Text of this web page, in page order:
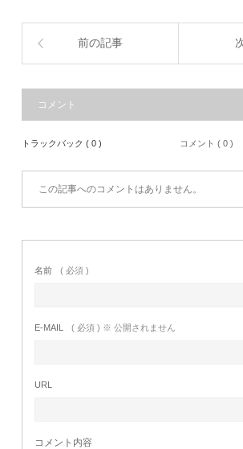
前の記事
コメント
トラックバック ( 0 ) コメント ( 0 )
この記事へのコメントはありません。
名前 ( 必須 )
E-MAIL ( 必須 ) ※ 公開されません
URL
コメント内容